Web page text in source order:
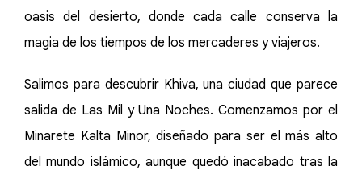
oasis del desierto, donde cada calle conserva la
magia de los tiempos de los mercaderes y viajeros.
Salimos para descubrir Khiva, una ciudad que parece
salida de Las Mil y Una Noches. Comenzamos por el
Minarete Kalta Minor, diseñado para ser el más alto
del mundo islámico, aunque quedó inacabado tras la